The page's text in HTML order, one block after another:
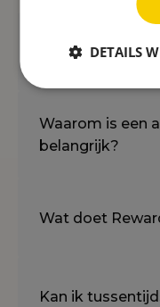
Wat is een ads-
Waarom is een
belangrijk?
Wat doet
Kan ik
DETAILS